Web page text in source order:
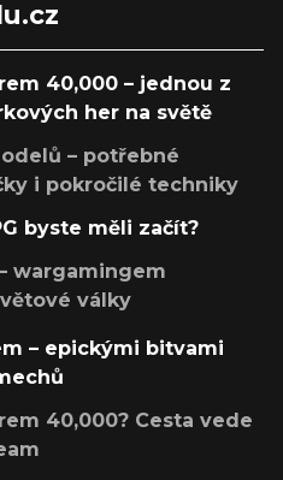
40,000 – jednou z
her na světě
– potřebné
i pokročilé techniky
byste měli začít?
wargamingem
války
– epickými bitvami
40,000? Cesta vede